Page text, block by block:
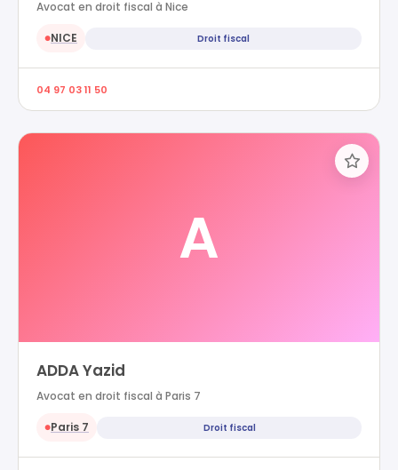
Avocat en droit fiscal à Nice
●NICE Droit fiscal
04 97 03 11 50
A
ADDA Yazid
Avocat en droit fiscal à Paris 7
●Paris 7 Droit fiscal